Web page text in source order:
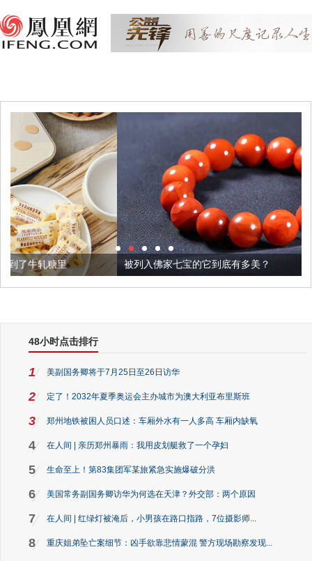
被列入佛家七宝的它到底有多美？
48小时点击排行
1 美副国务卿将于7月25日至26日访华
2 定了！2032年夏季奥运会主办城市为澳大利亚布里斯班
3 郑州地铁被困人员口述：车厢外水有一人多高 车厢内缺氧
4 在人间 | 亲历郑州暴雨：我用皮划艇救了一个孕妇
5 生命至上！第83集团军某旅紧急实施爆破分洪
6 美国常务副国务卿访华为何选在天津？外交部：两个原因
7 在人间 | 红绿灯被淹后，小男孩在路口指路，7位摄影师...
8 重庆姐弟坠亡案细节：凶手欲靠悲情蒙混 警方现场勘察发现...